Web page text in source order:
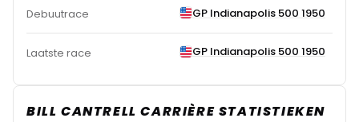
Debuutrace GP Indianapolis 500 1950
Laatste race GP Indianapolis 500 1950
BILL CANTRELL CARRIÈRE STATISTIEKEN